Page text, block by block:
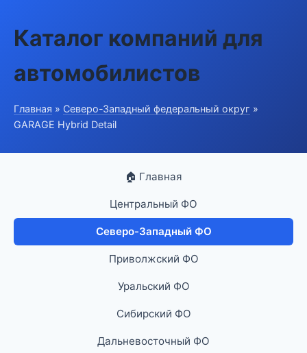
Каталог компаний для
автомобилистов
Главная » Северо-Западный федеральный округ »
GARAGE Hybrid Detail
🏠 Главная
Центральный ФО
Северо-Западный ФО
Приволжский ФО
Уральский ФО
Сибирский ФО
Дальневосточный ФО